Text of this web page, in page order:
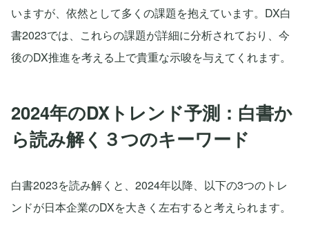
いますが、依然として多くの課題を抱えています。DX白
書2023では、これらの課題が詳細に分析されており、今
後のDX推進を考える上で貴重な示唆を与えてくれます。
2024年のDXトレンド予測：白書か
ら読み解く３つのキーワード
白書2023を読み解くと、2024年以降、以下の3つのトレ
ンドが日本企業のDXを大きく左右すると考えられます。